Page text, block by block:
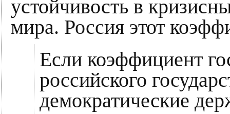
устойчивость в
мира. Россия этот
Если коэффициент
российского
демократические